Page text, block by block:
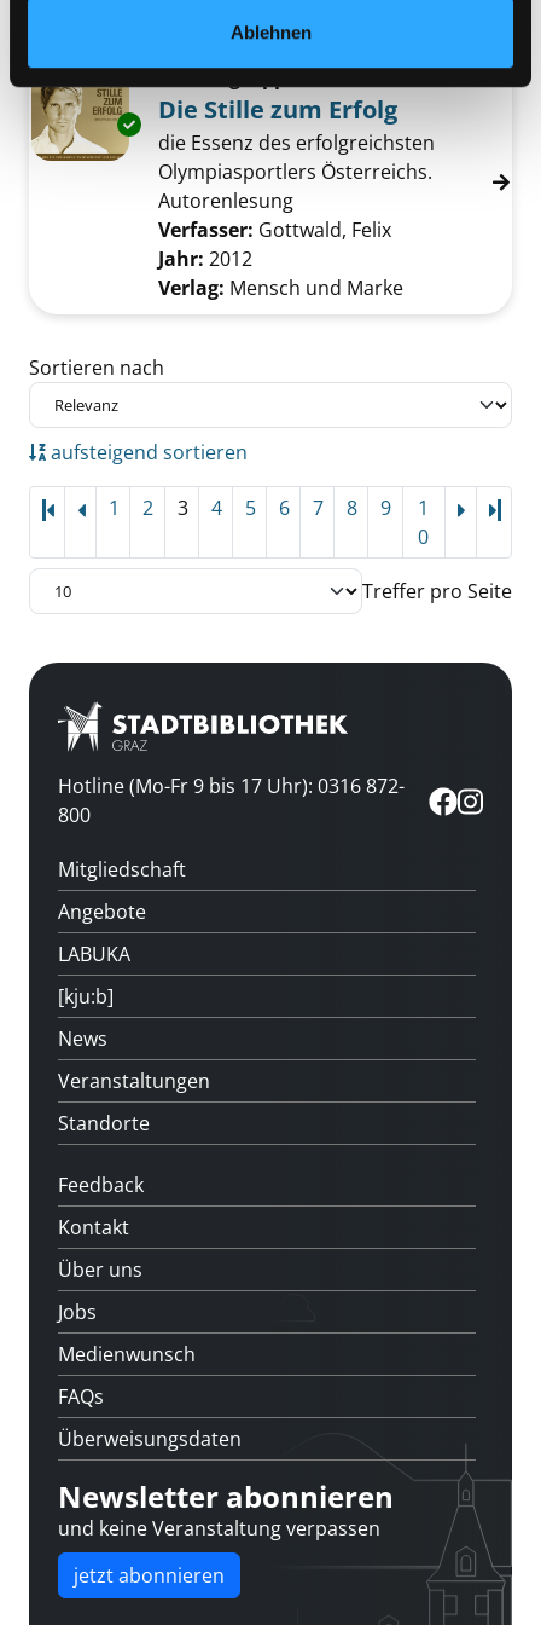
Ablehnen
Hamburg, Carlsen-Verl.
Exemplar-Details von Die Stille zum Erfolg
Mediengruppe:Literatur CD
Die Stille zum Erfolg
die Essenz des erfolgreichsten
Olympiasportlers Österreichs.
Autorenlesung
Verfasser: Gottwald, Felix
Jahr: 2012
Verlag: Mensch und Marke
Zu den Suchfiltern springen
Sortieren nach
aufsteigend sortieren
1 2 3 4 5 6 7 8 9
1
0
Treffer pro Seite
Hotline (Mo-Fr 9 bis 17 Uhr): 0316 872-
800
Mitgliedschaft
Angebote
LABUKA
[kju:b]
News
Veranstaltungen
Standorte
Feedback
Kontakt
Über uns
Jobs
Medienwunsch
FAQs
Überweisungsdaten
Newsletter abonnieren
und keine Veranstaltung verpassen
jetzt abonnieren